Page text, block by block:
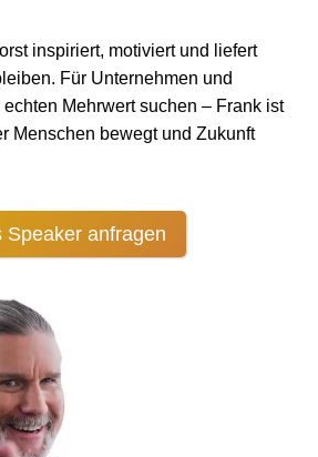
inspiriert, motiviert und liefert
Für Unternehmen und
Mehrwert suchen – Frank ist
Menschen bewegt und Zukunft
Speaker anfragen